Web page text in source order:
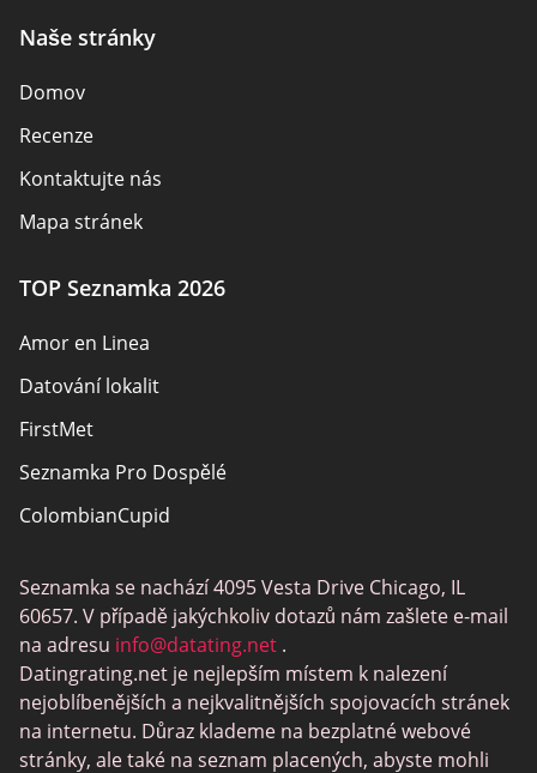
Naše stránky
Domov
Recenze
Kontaktujte nás
Mapa stránek
TOP Seznamka 2026
Amor en Linea
Datování lokalit
FirstMet
Seznamka Pro Dospělé
ColombianCupid
MeetMindful
Seznamka BDSM
BBPeopleMeet
Stránky Sugar Daddy
Seznamka se nachází 4095 Vesta Drive Chicago, IL
60657. V případě jakýchkoliv dotazů nám zašlete e-mail
na adresu info@datating.net .
Datingrating.net je nejlepším místem k nalezení
nejoblíbenějších a nejkvalitnějších spojovacích stránek
na internetu. Důraz klademe na bezplatné webové
stránky, ale také na seznam placených, abyste mohli